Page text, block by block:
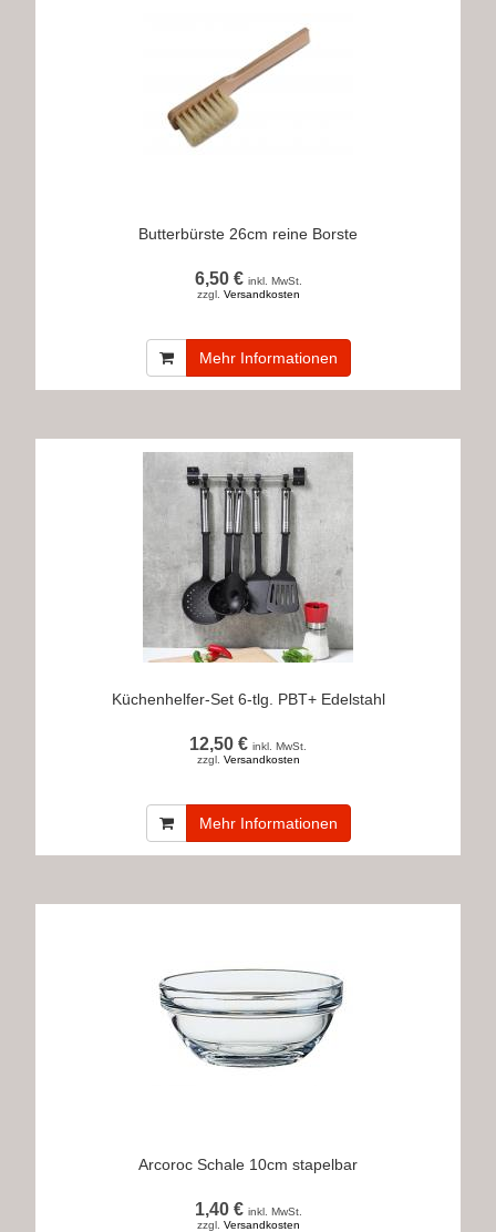
Butterbürste 26cm reine Borste
6,50 € inkl. MwSt.
zzgl. Versandkosten
Mehr Informationen
Küchenhelfer-Set 6-tlg. PBT+ Edelstahl
12,50 € inkl. MwSt.
zzgl. Versandkosten
Mehr Informationen
Arcoroc Schale 10cm stapelbar
1,40 € inkl. MwSt.
zzgl. Versandkosten